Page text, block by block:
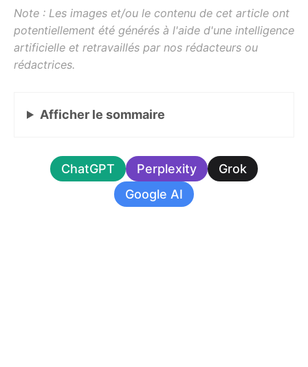
Afficher le sommaire
ChatGPT Perplexity
Grok
Google AI